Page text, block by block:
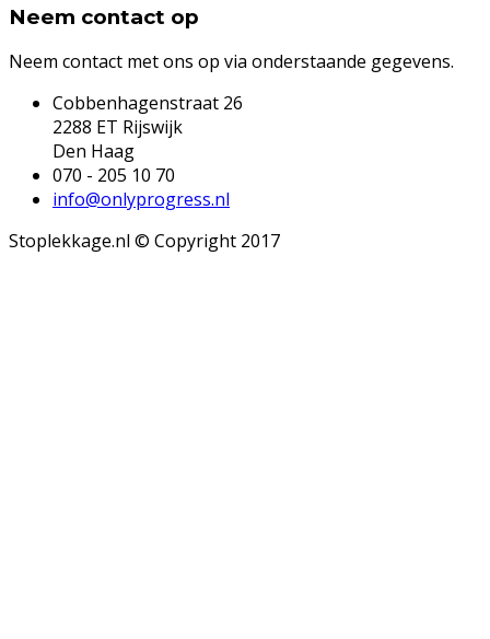
Neem contact op
Neem contact met ons op via onderstaande gegevens.
Cobbenhagenstraat 26
2288 ET Rijswijk
Den Haag
070 - 205 10 70
info@onlyprogress.nl
Stoplekkage.nl © Copyright 2017